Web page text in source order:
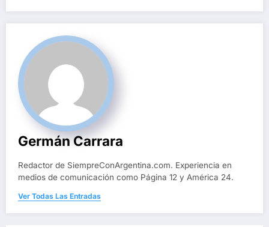
Germán Carrara
Redactor de SiempreConArgentina.com. Experiencia en
medios de comunicación como Página 12 y América 24.
Ver Todas Las Entradas